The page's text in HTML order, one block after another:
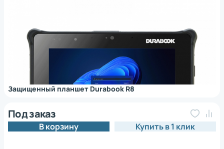
Защищенный планшет Durabook R8
Под заказ
В корзину Купить в 1 клик